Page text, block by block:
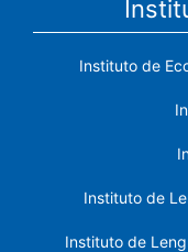
Instituto de
Instituto de
Instituto de